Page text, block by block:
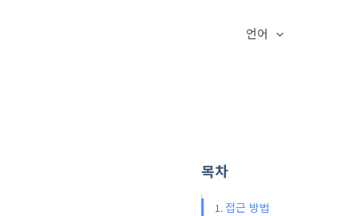
언어
목차
접근 방법